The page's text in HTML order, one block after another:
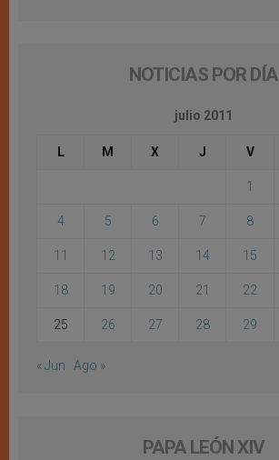
NOTICIAS POR DÍA
julio 2011
L M X J V
1
4 5 6 7 8
11 12 13 14 15
18 19 20 21 22
25 26 27 28 29
« Jun Ago »
PAPA LEÓN XIV